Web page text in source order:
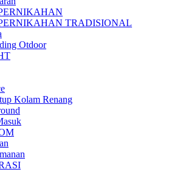
TRADISIONAL
Otdoor
Kolam Renang